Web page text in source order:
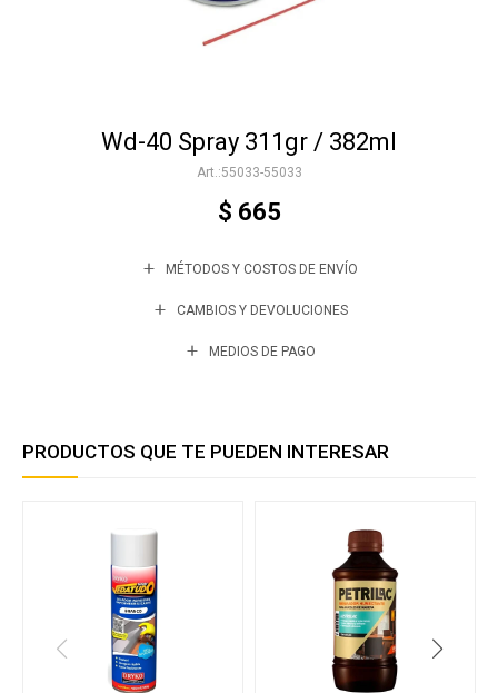
Wd-40 Spray 311gr / 382ml
55033-55033
$ 665
MÉTODOS Y COSTOS DE ENVÍO
CAMBIOS Y DEVOLUCIONES
MEDIOS DE PAGO
PRODUCTOS QUE TE PUEDEN INTERESAR